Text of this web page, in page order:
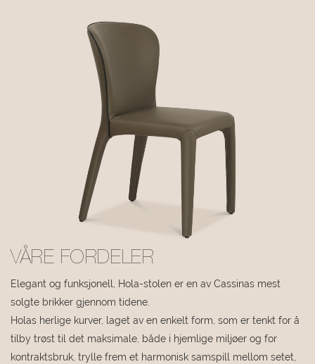
VÅRE FORDELER
Elegant og funksjonell, Hola-stolen er en av Cassinas mest
solgte brikker gjennom tidene.
Holas herlige kurver, laget av en enkelt form, som er tenkt for å
tilby trøst til det maksimale, både i hjemlige miljøer og for
kontraktsbruk, trylle frem et harmonisk samspill mellom setet,